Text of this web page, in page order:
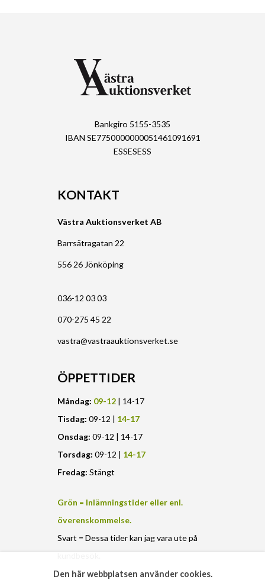
Bankgiro 5155-3535
IBAN SE7750000000051461091691
ESSESESS
KONTAKT
Västra Auktionsverket AB
Barrsätragatan 22
556 26 Jönköping
036-12 03 03
070-275 45 22
vastra@vastraauktionsverket.se
ÖPPETTIDER
Måndag: 09-12 | 14-17
Tisdag: 09-12 | 14-17
Onsdag: 09-12 | 14-17
Torsdag: 09-12 | 14-17
Fredag: Stängt
Grön = Inlämningstider eller enl.
överenskommelse.
Svart = Dessa tider kan jag vara ute på
kundbesök.
Den här webbplatsen använder cookies.